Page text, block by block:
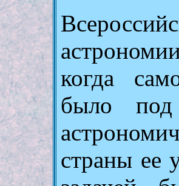
когда
было под
страны ее